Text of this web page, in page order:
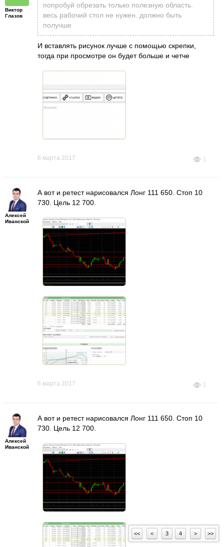
Виктор
Глазов
попробуй обрезать только полезную область.
весь рабочий стол не нужен. должно быть
получше
И вставлять рисунок лучше с помощью скрепки,
тогда при просмотре он будет больше и четче
6 марта 2017 1
Алексей
Иванской
А вот и ретест нарисовался Лонг 111 650. Стоп 10
730. Цель 12 700.
6 марта 2017 1
Алексей
Иванской
А вот и ретест нарисовался Лонг 111 650. Стоп 10
730. Цель 12 700.
<< < 3 4 > >>